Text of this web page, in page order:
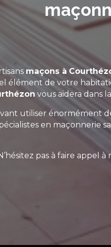
maçons à
élément de votre
vous aidera dans
utiliser énormément
en maçonnerie
pas à faire appel